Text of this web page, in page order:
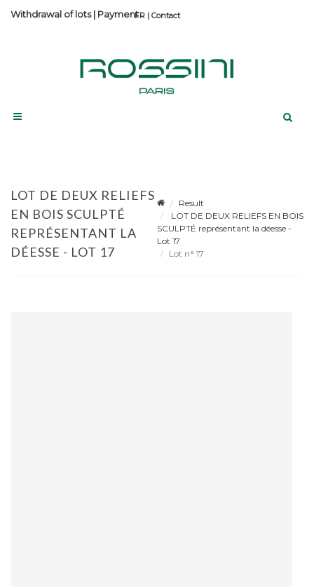
Contact
Withdrawal of lots| Payment
LOT DE DEUX RELIEFS
EN BOIS SCULPTÉ
REPRÉSENTANT LA
DÉESSE - LOT 17
Result
LOT DE DEUX RELIEFS EN BOIS
SCULPTÉ représentant la déesse -
Lot 17
Lot n° 17